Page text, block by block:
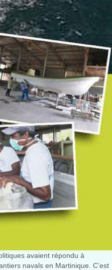
avaient répondu à
navals en Martinique. C’est